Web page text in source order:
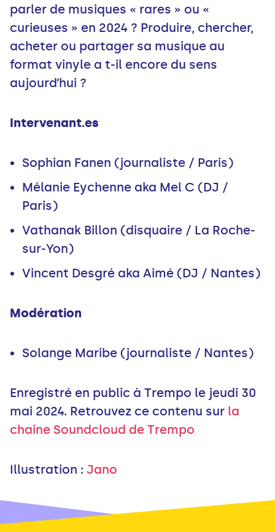
parler de musiques « rares » ou «
curieuses » en 2024 ? Produire, chercher,
acheter ou partager sa musique au
format vinyle a t-il encore du sens
aujourd’hui ?
Intervenant.es
Sophian Fanen (journaliste / Paris)
Mélanie Eychenne aka Mel C (DJ /
Paris)
Vathanak Billon (disquaire / La Roche-
sur-Yon)
Vincent Desgré aka Aimé (DJ / Nantes)
Modération
Solange Maribe (journaliste / Nantes)
Enregistré en public à Trempo le jeudi 30
mai 2024. Retrouvez ce contenu sur la
chaine Soundcloud de Trempo
Illustration : Jano